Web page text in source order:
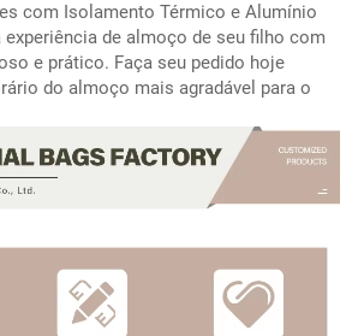
com Isolamento Térmico e Alumínio
experiência de almoço de seu filho com
e prático. Faça seu pedido hoje
do almoço mais agradável para o